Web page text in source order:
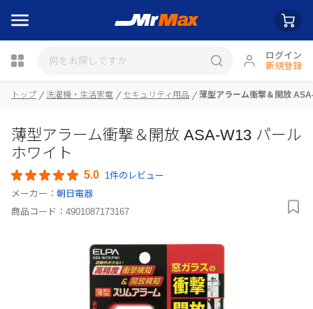
ログイン
新規登録
トップ 洗濯機・生活家電 セキュリティ用品 薄型アラーム衝撃＆開放
薄型アラーム衝撃＆開放 ASA-W13 パール
ホワイト
5.0 1件のレビュー
メーカー： 朝日電器
商品コード： 4901087173167